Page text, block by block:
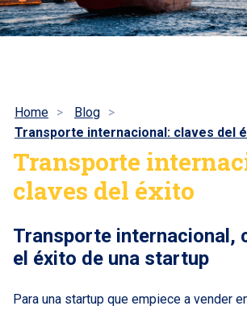
Home
Blog
Transporte internacional: claves del
Transporte
claves del éxito
Transporte internacional,
el éxito de una startup
Para una startup que empiece a vender